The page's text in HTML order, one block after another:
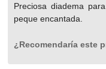
Preciosa diadema
peque encantada.
¿Recomendaría este